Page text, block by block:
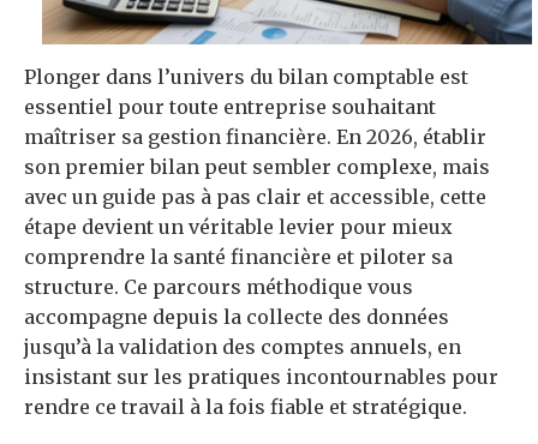
Plonger dans l’univers du bilan comptable est
essentiel pour toute entreprise souhaitant
maîtriser sa gestion financière. En 2026, établir
son premier bilan peut sembler complexe, mais
avec un guide pas à pas clair et accessible, cette
étape devient un véritable levier pour mieux
comprendre la santé financière et piloter sa
structure. Ce parcours méthodique vous
accompagne depuis la collecte des données
jusqu’à la validation des comptes annuels, en
insistant sur les pratiques incontournables pour
rendre ce travail à la fois fiable et stratégique.